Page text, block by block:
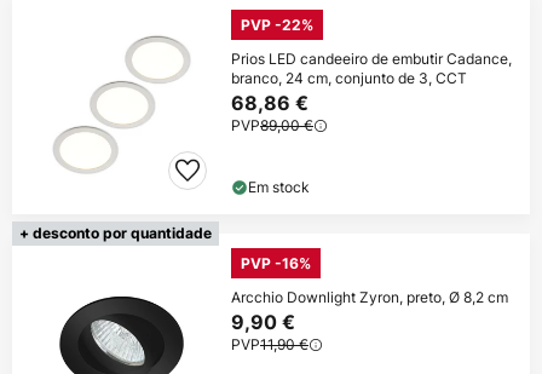
PVP -22%
Prios LED candeeiro de embutir Cadance,
branco, 24 cm, conjunto de 3, CCT
68,86 €
PVP89,00 €
Em stock
+ desconto por quantidade
PVP -16%
Arcchio Downlight Zyron, preto, Ø 8,2 cm
9,90 €
PVP11,90 €